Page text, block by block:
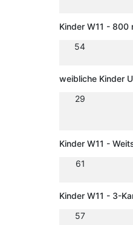
Kinder W11 - 800
54
weibliche Kinder
29
Kinder W11 -
61
Kinder W11 - 3-
57